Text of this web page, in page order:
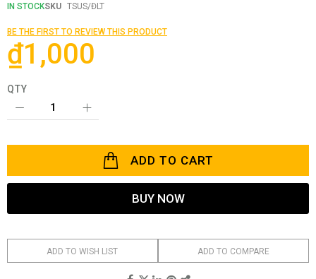
of
images
gallery
IN STOCKSKU TSUS/ĐLT
BE THE FIRST TO REVIEW THIS PRODUCT
₫1,000
QTY
ADD TO CART
BUY NOW
ADD TO WISH LIST ADD TO COMPARE